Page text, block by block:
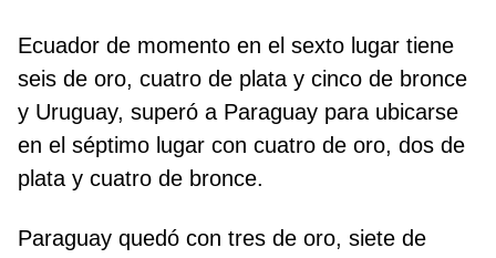
Ecuador de momento en el sexto lugar tiene
seis de oro, cuatro de plata y cinco de bronce
y Uruguay, superó a Paraguay para ubicarse
en el séptimo lugar con cuatro de oro, dos de
plata y cuatro de bronce.
Paraguay quedó con tres de oro, siete de